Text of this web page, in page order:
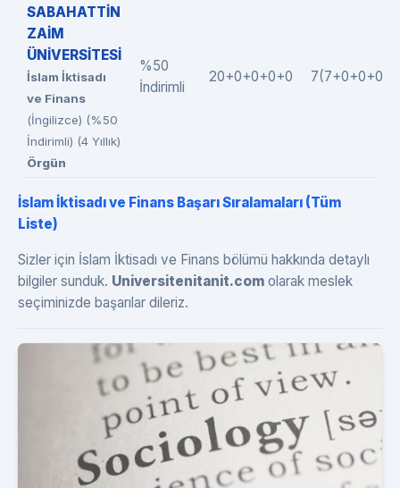
SABAHATTİN
ZAİM
ÜNİVERSİTESİ
İslam İktisadı
ve Finans
(İngilizce) (%50
İndirimli) (4 Yıllık)
Örgün
%50
İndirimli
20+0+0+0+0
İslam İktisadı ve Finans Başarı Sıralamaları (Tüm
Liste)
Sizler için İslam İktisadı ve Finans bölümü hakkında detaylı
bilgiler sunduk. Universitenitanit.com olarak meslek
seçiminizde başarılar dileriz.